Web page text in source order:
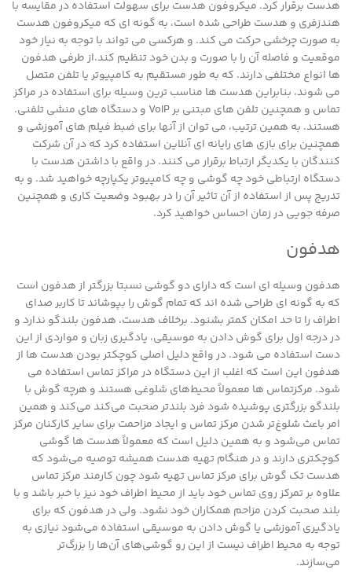
هدست برقرار کرد. میکروفون هدست برای سهولت استفاده در مقایسه با
هندزفری و هدست طراحی شده است، به گونه ای که میکروفون هدست
به صورت چرخشی حرکت می کند. و هرکسی می تواند با توجه به نیاز خود
موقعیت و فاصله آن را با صورت و بدن خود تنظیم کند.از طرفی هدفون
ها انواع مختلفی دارند. که به طور مستقیم به کامپیوتر یا تلفن متصل
می شوند، بنابراین هدست ها مناسب ترین وسیله برای استفاده در مراکز
تماس و همچنین تلفن های مبتنی بر VoIP و دستگاه های منشی تلفنی.
هستند. به همین ترتیب، می توان از آنها برای ضبط فیلم های آموزشی و
همچنین برای بازی های رایانه ای آنلاین استفاده کرد که در آن شرکت
کنندگان با یکدیگر ارتباط برقرار می کنند. در واقع با داشتن هدست با
دستگاه ارتباطی خود چه گوشی و چه کامپیوتر یکپارچه خواهید شد. و به
تدریج پس از استفاده از آن تاثیر آن را در بهبود وضعیت کاری و همچنین
صرفه جویی در زمان احساس خواهید کرد.
هدفون
هدفون وسیله ای است که دارای دو گوشی نسبتا بزرگتر از هدفون است
که به گونه ای طراحی شده اند که تمام گوش را بپوشاند تا کاربر صدای
اطراف را تا حد امکان کمتر بشنود. برخلاف هدست، هدفون بلندگو ندارد و
در درجه اول برای گوش دادن به موسیقی، یادگیری زبان و مواردی از این
دست استفاده می شود. در واقع دلیل اصلی کوچکتر بودن هدست ها از
هدفون این است که اغلب از این دستگاه در مراکز تماس استفاده می
شود. مرکزتماس ها معمولاً محیط‌های شلوغی هستند و هرچه گوش با
بلندگو بزرگتری پوشیده شود فرد بلندتر صحبت می‌کند می‌کند و همین
امر باعث شلوغ‌تر شدن مرکز تماس و ایجاد مزاحمت برای سایر کارکنان مرکز
تماس می‌شود و به همین دلیل است که معمولاً هدست ها گوشی
کوچکتری دارند و در هنگام تهیه هدست همیشه توصیه می‌شود که
هدست تک گوش برای مرکز تماس تهیه شود چون کارمند مرکز تماس
علاوه بر تمرکز روی تماس خود باید از محیط اطراف خود نیز با خبر باشد و با
بلند صحبت کردن مزاحم همکاران خود نشود. ولی در هدفون که برای
یادگیری آموزشی یا گوش دادن به موسیقی استفاده می‌شود نیازی به
توجه به محیط اطراف نیست از این رو گوشی‌های آن‌ها را بزرگ‌تر
می‌سازند.